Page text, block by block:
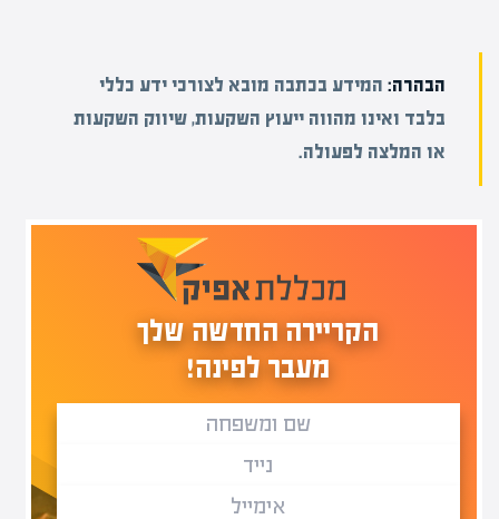
הבהרה: המידע בכתבה מובא לצורכי ידע כללי
בלבד ואינו מהווה ייעוץ השקעות, שיווק השקעות
או המלצה לפעולה.
הקריירה החדשה שלך
מעבר לפינה!